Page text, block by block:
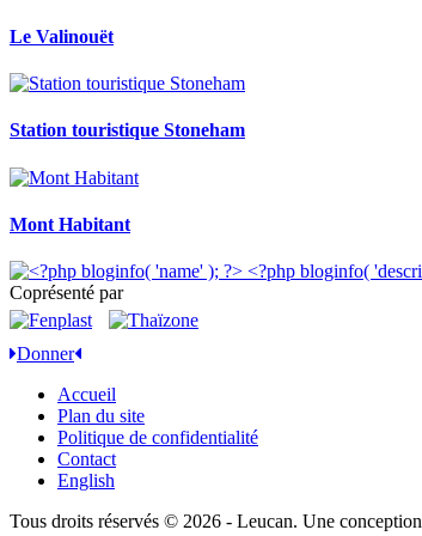
Le Valinouët
Station touristique Stoneham
Mont Habitant
Coprésenté par
Donner
Accueil
Plan du site
Politique de confidentialité
Contact
English
Tous droits réservés © 2026 - Leucan. Une conception